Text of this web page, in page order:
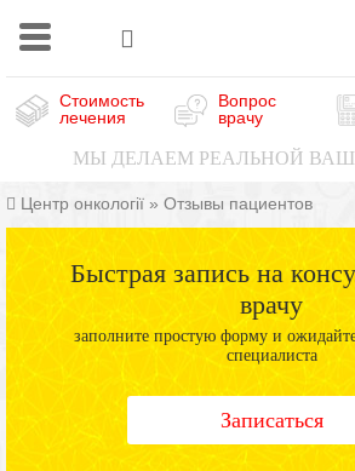
Стоимость
лечения
Вопрос
врачу
МЫ ДЕЛАЕМ РЕАЛЬНОЙ
Центр онкології » Отзывы пациентов
Быстрая запись на
врачу
заполните простую форму и
специалиста
Записаться